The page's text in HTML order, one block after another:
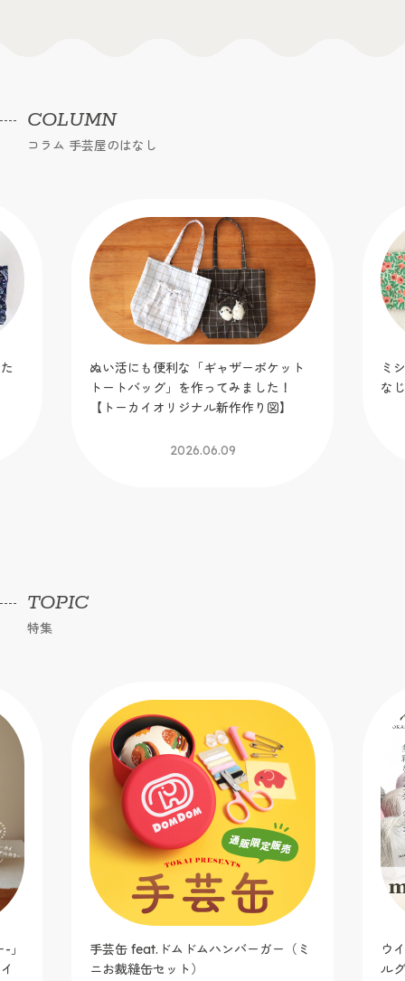
COLUMN
コラム 手芸屋のはなし
も便利な「ギャザーポケット
ッグ」を作ってみました！
イオリジナル新作作り図】
ミシン糸の色選びどうし
なじむ色合わせのコツを
TOPIC
特集
缶 feat.ドムドムハンバーガー（ミ
裁縫缶セット）
ウイスター2025春夏
ルグレイス／マーブル